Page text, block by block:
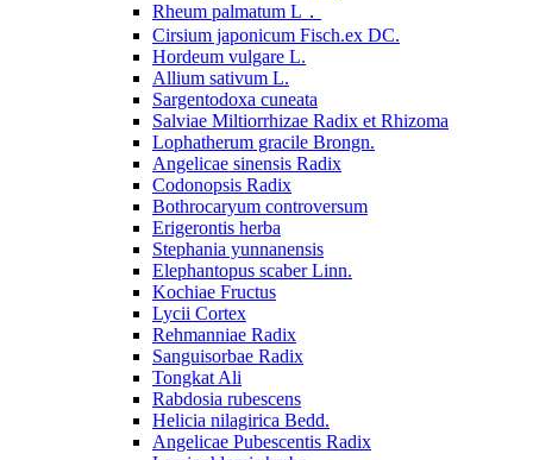
Rheum palmatum L．
Cirsium japonicum Fisch.ex DC.
Hordeum vulgare L.
Allium sativum L.
Sargentodoxa cuneata
Salviae Miltiorrhizae Radix et Rhizoma
Lophatherum gracile Brongn.
Angelicae sinensis Radix
Codonopsis Radix
Bothrocaryum controversum
Erigerontis herba
Stephania yunnanensis
Elephantopus scaber Linn.
Kochiae Fructus
Lycii Cortex
Rehmanniae Radix
Sanguisorbae Radix
Tongkat Ali
Rabdosia rubescens
Helicia nilagirica Bedd.
Angelicae Pubescentis Radix